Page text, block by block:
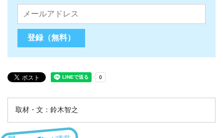
取材・文：鈴木智之